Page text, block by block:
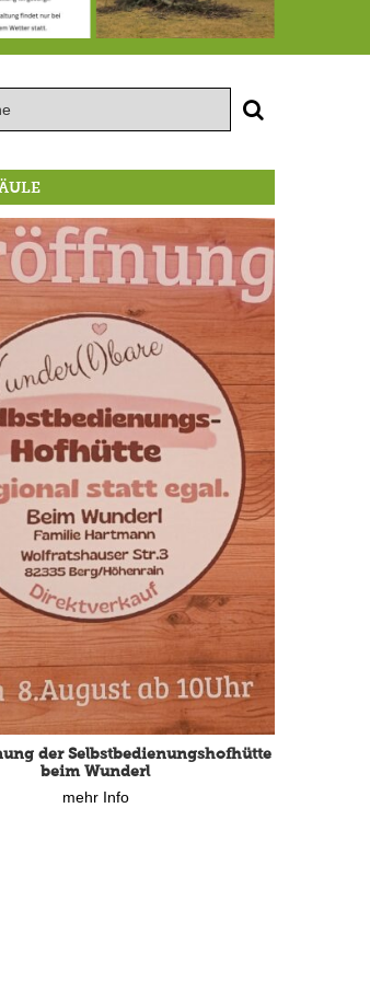
der Selbstbedienungshofhütte
beim Wunderl
mehr Info